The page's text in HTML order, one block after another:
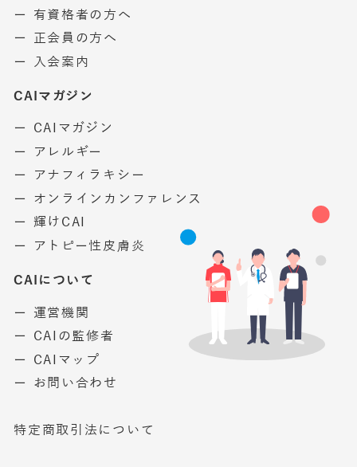
ー 有資格者の方へ
ー 正会員の方へ
ー 入会案内
CAIマガジン
ー CAIマガジン
ー アレルギー
ー アナフィラキシー
ー オンラインカンファレンス
ー 輝けCAI
ー アトピー性皮膚炎
CAIについて
ー 運営機関
ー CAIの監修者
ー CAIマップ
ー お問い合わせ
特定商取引法について